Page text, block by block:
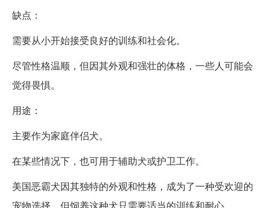
缺点：
需要从小开始接受良好的训练和社会化。
尽管性格温顺，但因其外观和强壮的体格，一些人可能会
觉得畏惧。
用途：
主要作为家庭伴侣犬。
在某些情况下，也可用于辅助犬或护卫工作。
美国恶霸犬因其独特的外观和性格，成为了一种受欢迎的